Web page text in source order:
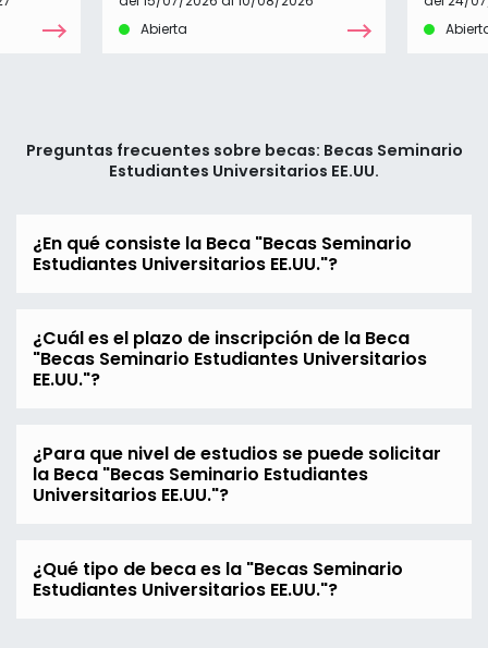
Abierta
Preguntas frecuentes sobre becas: Becas Seminario
Estudiantes Universitarios EE.UU.
¿En qué consiste la Beca "Becas Seminario
Estudiantes Universitarios EE.UU."?
¿Cuál es el plazo de inscripción de la Beca
"Becas Seminario Estudiantes Universitarios
EE.UU."?
¿Para que nivel de estudios se puede solicitar
la Beca "Becas Seminario Estudiantes
Universitarios EE.UU."?
¿Qué tipo de beca es la "Becas Seminario
Estudiantes Universitarios EE.UU."?